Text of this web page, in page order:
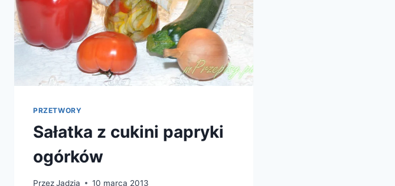
PRZETWORY
Sałatka z cukini papryki
ogórków
PrzezJadzia 10 marca 2013